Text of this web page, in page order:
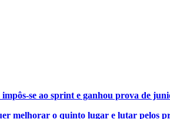
impôs-se ao sprint e ganhou prova de
melhorar o quinto lugar e lutar pelos